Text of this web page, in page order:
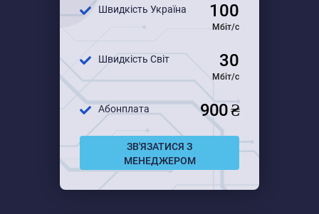
Швидкість Україна 100
Мбіт/с
Швидкість Світ 30
Мбіт/с
Абонплата 900 ₴
ЗВ'ЯЗАТИСЯ З
МЕНЕДЖЕРОМ